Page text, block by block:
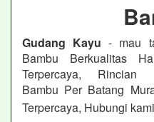
Gudang Kayu - mau
Bambu Berkualitas
Terpercaya,
Bambu Per Batang
Terpercaya, Hubungi